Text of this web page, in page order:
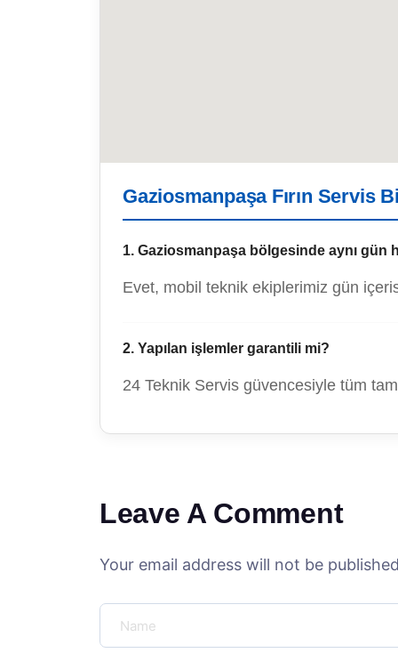
Gaziosmanpaşa Fırın Servis
1. Gaziosmanpaşa bölgesinde aynı gün
Evet, mobil teknik ekiplerimiz gün
2. Yapılan işlemler garantili mi?
24 Teknik Servis güvencesiyle tüm
Leave A Comment
Your email address will not be